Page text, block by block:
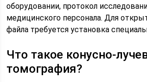
оборудовании, протокол
медицинского персонала. Для
файла требуется установка
Что такое конусно-
томография?